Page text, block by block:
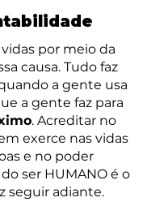
por meio da
causa. Tudo faz
a gente usa
a gente faz para
. Acreditar no
exerce nas vidas
e no poder
ser HUMANO é o
seguir adiante.